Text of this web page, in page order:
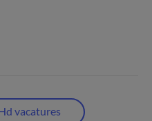
vacatures